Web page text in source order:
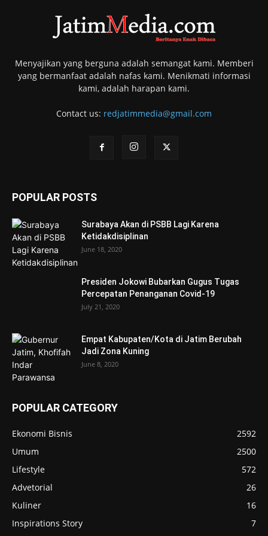
Menyajikan yang berguna adalah semangat kami. Memberi
yang bermanfaat adalah nafas kami. Menikmati informasi
kami, adalah harapan kami.
Contact us: redjatimmedia@gmail.com
POPULAR POSTS
Surabaya Akan di PSBB Lagi Karena
Ketidakdisiplinan
June 18, 2020
Presiden Jokowi Bubarkan Gugus Tugas
Percepatan Penanganan Covid-19
July 21, 2020
Empat Kabupaten/Kota di Jatim Berubah
Jadi Zona Kuning
June 8, 2020
POPULAR CATEGORY
Ekonomi Bisnis
2592
Umum
2500
Lifestyle
572
Advetorial
26
Kuliner
16
Inspirations Story
7